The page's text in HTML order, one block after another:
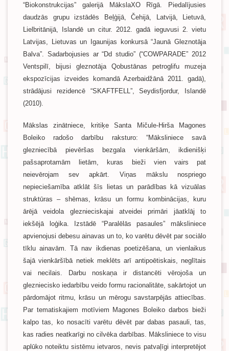
“Biokonstrukcijas” galerijā MākslaXO Rīgā. Piedalījusies
daudzās grupu izstādēs Beļģijā, Čehijā, Latvijā, Lietuvā,
Lielbritānijā, Islandē un citur. 2012. gadā ieguvusi 2. vietu
Latvijas, Lietuvas un Igaunijas konkursā “Jaunā Gleznotāja
Balva”. Sadarbojusies ar “Dd studio” (“COWPARADE” 2012
Ventspilī, bijusi gleznotāja Qobustānas petroglifu muzeja
ekspozīcijas izveides komandā Azerbaidžānā 2011. gadā),
strādājusi rezidencē “SKAFTFELL”, Seydisfjordur, Islandē
(2010).
Mākslas zinātniece, kritiķe Santa Mičule-Hirša Magones
Boleiko radošo darbību raksturo: “Māksliniece savā
glezniecībā pievēršas bezgala vienkāršām, ikdienišķi
pašsaprotamām lietām, kuras bieži vien vairs pat
neievērojam sev apkārt. Viņas mākslu nospriego
nepieciešamība atklāt šīs lietas un parādības kā vizuālas
struktūras – shēmas, krāsu un formu kombinācijas, kuru
ārējā veidola gleznieciskajai atveidei primāri jāatklāj to
iekšējā loģika. Izstādē “Paralēlās pasaules” māksliniece
apvienojusi debesu ainavas un to, ko varētu dēvēt par sociālo
tīklu ainavām. Tā nav ikdienas poetizēšana, un vienlaikus
šajā vienkāršībā netiek meklēts arī antipoētiskais, neglītais
vai necilais. Darbu noskaņa ir distancēti vērojoša un
glezniecisko iedarbību veido formu racionalitāte, sakārtojot un
pārdomājot ritmu, krāsu un mērogu savstarpējās attiecības.
Par tematiskajiem motīviem Magones Boleiko darbos bieži
kalpo tas, ko nosacīti varētu dēvēt par dabas pasauli, tas,
kas radies neatkarīgi no cilvēka darbības. Māksliniece to visu
aplūko noteiktu sistēmu ietvaros, nevis patvaļīgi interpretējot